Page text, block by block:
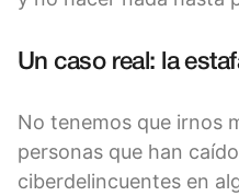
Un caso real: la
No tenemos que irnos
personas que han
ciberdelincuentes en